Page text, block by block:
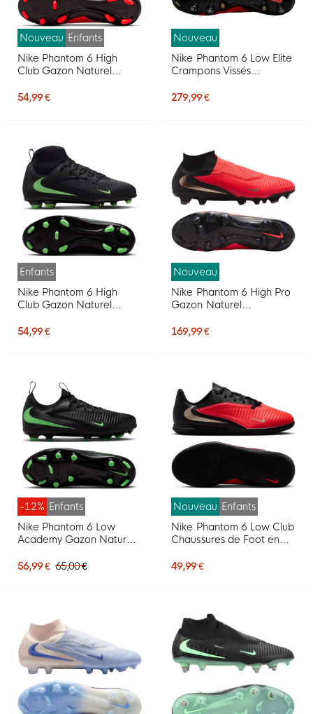
Nouveau Enfants
Nike Phantom 6 High
Club Gazon Naturel
Foot (MG) Enfants Noir
54,99 €
Nouveau
Nike Phantom 6 Low Elite
Crampons Vissés
Pro Player Noir Rouge Vif
279,99 €
Enfants
Nike Phantom 6 High
Club Gazon Naturel
Foot (MG) Enfants Noir
54,99 €
Nouveau
Nike Phantom 6 High Pro
Gazon Naturel
Noir Rouge Vif Doré
169,99 €
-12% Enfants
Nike Phantom 6 Low
Academy Gazon Naturel
Foot (MG) Enfants Noir
56,99 € 65,00 €
Nouveau Enfants
Nike Phantom 6 Low Club
Chaussures de Foot en
Rouge Vif Doré
49,99 €